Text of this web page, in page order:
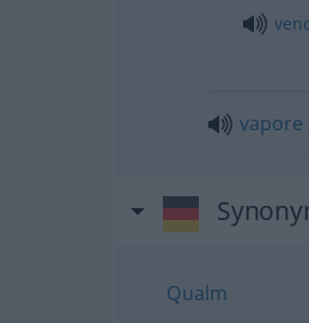
vapore
Qualm